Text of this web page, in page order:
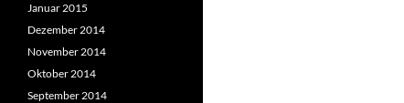
Januar 2015
Dezember 2014
November 2014
Oktober 2014
September 2014